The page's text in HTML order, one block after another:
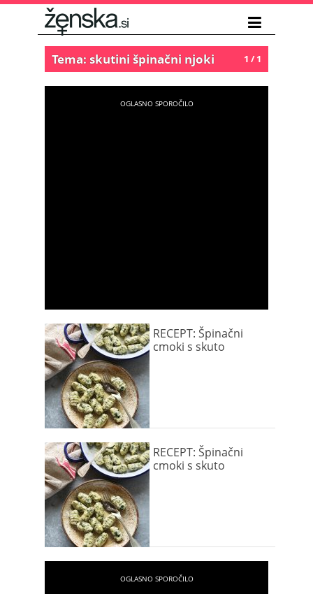
1 / 1
Tema: skutini špinačni njoki
RECEPT: Špinačni
cmoki s skuto
RECEPT: Špinačni
cmoki s skuto